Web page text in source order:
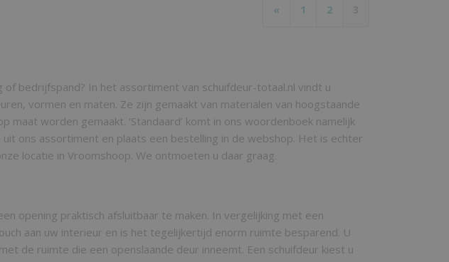
« 1 2
of bedrijfspand? In het assortiment van schuifdeur-totaal.nl vindt u
vormen en maten. Ze zijn gemaakt van materialen van hoogstaande
maat worden gemaakt. ‘Standaard’ komt in ons woordenboek namelijk
ons assortiment en plaats een bestelling in de webshop. Het is echter
locatie in Vroomshoop. We ontmoeten u daar graag.
opening praktisch afsluitbaar te maken. In vergelijking met een
aan uw interieur en is het tegelijkertijd enorm ruimte besparend. U
de ruimte die een openslaande deur inneemt. Een schuifdeur kiest u